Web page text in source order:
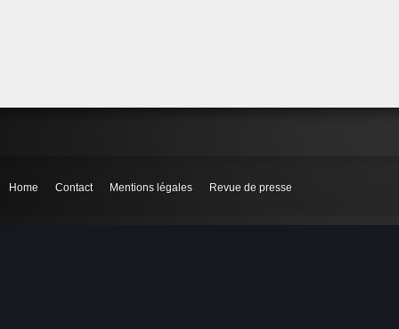
Home Contact Mentions légales Revue de presse